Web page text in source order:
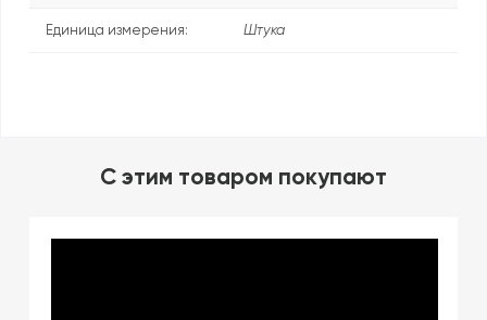
Единица измерения: Штука
C этим товаром покупают